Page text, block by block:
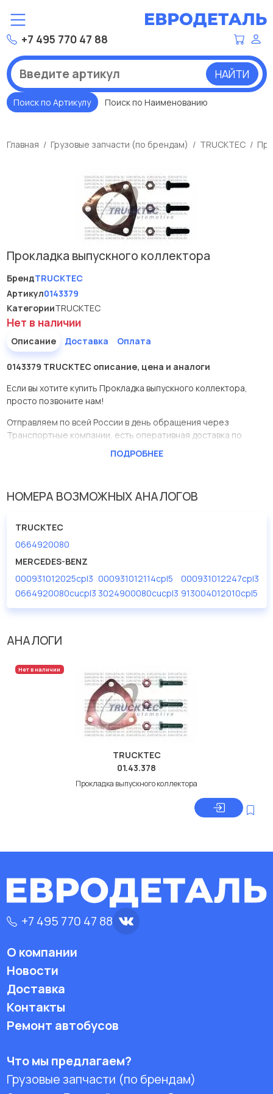
+7 495 770 47 88
НАЙТИ
Поиск по Артикулу Поиск по Наименованию
Главная Грузовые запчасти (по брендам) TRUCKTEC
Прокладка выпускного коллектора
БрендTRUCKTEC
Артикул0143379
КатегорииTRUCKTEC
Нет в наличии
Описание Доставка Оплата
0143379 TRUCKTEC описание, цена и аналоги
Если вы хотите купить Прокладка выпускного коллектора,
просто позвоните нам!
Отправляем по всей России в день обращения через
Транспортные компании, есть оперативная доставка по
У данной детали есть аналоги с номерами, убедитесь сами.
Евродеталь представлены в большом ассортименте.
Мы продаем сертифицированные колодки тормозные
дисковые с гарантией от производителя TRUCKTEC.
Производитель TRUCKTEC
ПОДРОБНЕЕ
НОМЕРА ВОЗМОЖНЫХ АНАЛОГОВ
TRUCKTEC
0664920080
MERCEDES-BENZ
000931012025cpl3 000931012114cpl5
000931012247cpl3
0664920080cucpl3 3024900080cucpl3 913004012010cpl5
АНАЛОГИ
Нет в наличии
TRUCKTEC
01.43.378
Прокладка выпускного коллектора
+7 495 770 47 88
О компании
Новости
Доставка
Контакты
Ремонт автобусов
Что мы предлагаем?
Грузовые запчасти (по брендам)